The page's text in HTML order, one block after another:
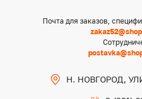
Почта для заказов,
Н. НОВГОРОД,